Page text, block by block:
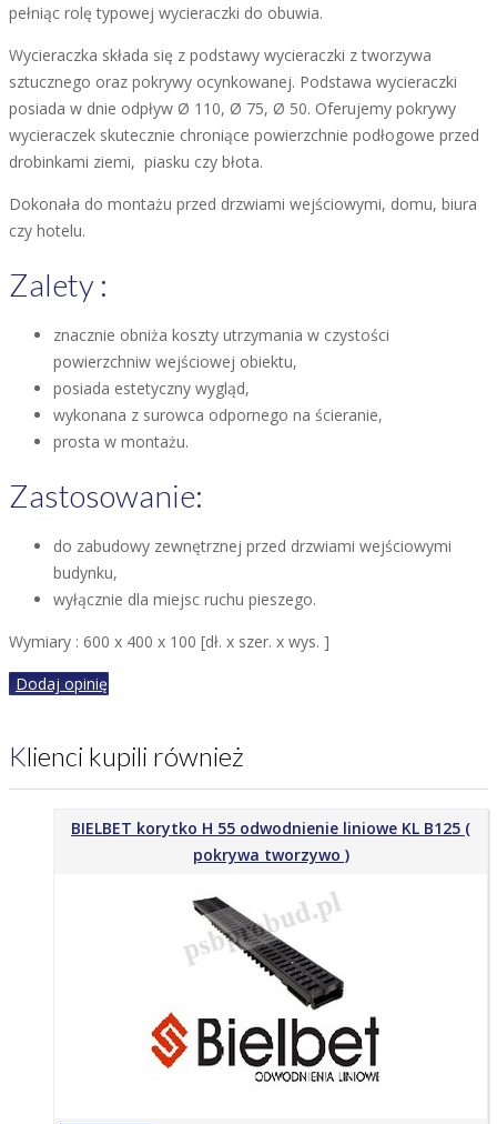
pełniąc rolę typowej wycieraczki do obuwia.
Wycieraczka składa się z podstawy wycieraczki z tworzywa
sztucznego oraz pokrywy ocynkowanej. Podstawa wycieraczki
posiada w dnie odpływ Ø 110, Ø 75, Ø 50. Oferujemy pokrywy
wycieraczek skutecznie chroniące powierzchnie podłogowe przed
drobinkami ziemi, piasku czy błota.
Dokonała do montażu przed drzwiami wejściowymi, domu, biura
czy hotelu.
Zalety :
znacznie obniża koszty utrzymania w czystości
powierzchniw wejściowej obiektu,
posiada estetyczny wygląd,
wykonana z surowca odpornego na ścieranie,
prosta w montażu.
Zastosowanie:
do zabudowy zewnętrznej przed drzwiami wejściowymi
budynku,
wyłącznie dla miejsc ruchu pieszego.
Wymiary : 600 x 400 x 100 [dł. x szer. x wys. ]
Dodaj opinię
Klienci kupili również
BIELBET korytko H 55 odwodnienie liniowe KL B125 (
pokrywa tworzywo )